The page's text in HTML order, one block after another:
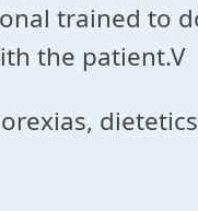
trained to
the patient.V